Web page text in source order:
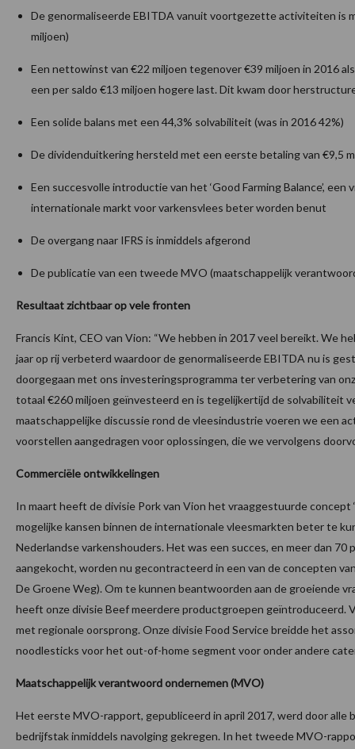
De genormaliseerde EBITDA vanuit voortgezette activiteiten is
miljoen)
Een nettowinst van €22 miljoen tegenover €39 miljoen in 2016
een per saldo €13 miljoen hogere last. Dit kwam door
Een solide balans met een 44,3% solvabiliteit (was in 2016 42%)
De dividenduitkering hersteld met een eerste betaling van €9,5
Een succesvolle introductie van het ‘Good Farming Balance’,
internationale markt voor varkensvlees beter worden benut
De overgang naar IFRS is inmiddels afgerond
De publicatie van een tweede MVO (maatschappelijk
Resultaat zichtbaar op vele fronten
Francis Kint, CEO van Vion: “We hebben in 2017 veel bereikt. We
jaar op rij verbeterd waardoor de genormaliseerde EBITDA nu is
doorgegaan met ons investeringsprogramma ter verbetering van
totaal €260 miljoen geïnvesteerd en is tegelijkertijd de solvabiliteit
maatschappelijke discussie rond de vleesindustrie voeren we een
voorstellen aangedragen voor oplossingen, die we vervolgens
Commerciële ontwikkelingen
In maart heeft de divisie Pork van Vion het vraaggestuurde concept
mogelijke kansen binnen de internationale vleesmarkten beter te
Nederlandse varkenshouders. Het was een succes, en meer dan
aangekocht, worden nu gecontracteerd in een van de concepten
De Groene Weg). Om te kunnen beantwoorden aan de groeiende
heeft onze divisie Beef meerdere productgroepen geïntroduceerd.
met regionale oorsprong. Onze divisie Food Service breidde het
noodlesticks voor het out-of-home segment voor onder andere
Maatschappelijk verantwoord ondernemen (MVO)
Het eerste MVO-rapport, gepubliceerd in april 2017, werd door
bedrijfstak inmiddels navolging gekregen. In het tweede MVO-